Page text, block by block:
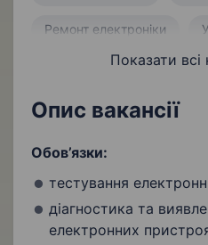
Ремонт електроніки
Дисциплінованість
Бажання вчитися і
Показати всі
Опис вакансії
Обов’язки:
тестування
діагностика та
електронних